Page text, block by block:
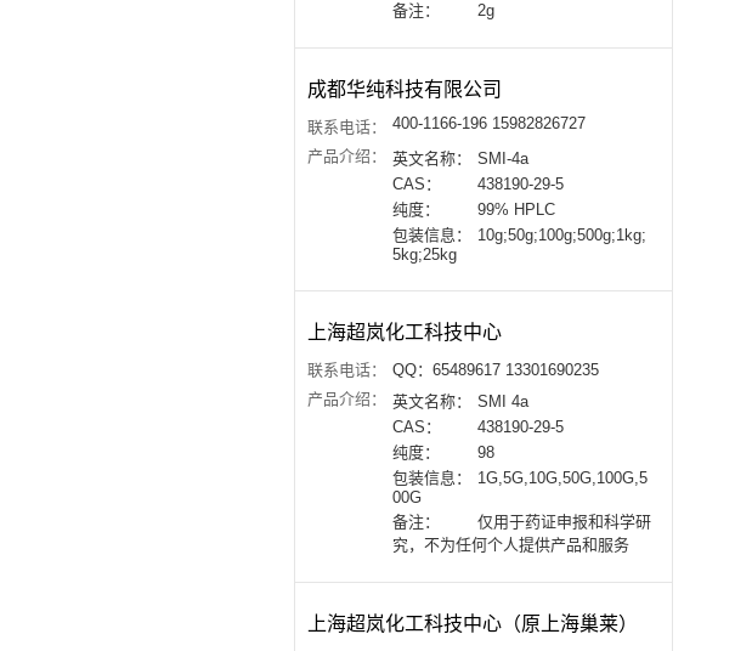
备注：
2g
成都华纯科技有限公司
联系电话：
400-1166-196 15982826727
产品介绍：
英文名称：
SMI-4a
CAS：
438190-29-5
纯度：
99% HPLC
包装信息：
10g;50g;100g;500g;1kg;
5kg;25kg
上海超岚化工科技中心
联系电话：
QQ：65489617 13301690235
产品介绍：
英文名称：
SMI 4a
CAS：
438190-29-5
纯度：
98
包装信息：
1G,5G,10G,50G,100G,5
00G
备注：
仅用于药证申报和科学研
究，不为任何个人提供产品和服务
上海超岚化工科技中心（原上海巢莱）